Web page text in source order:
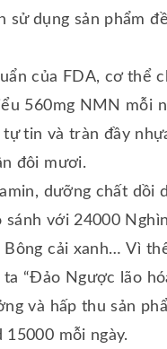
sử dụng sản phẩm
của FDA, cơ thể
560mg NMN mỗi
tin và tràn đầy
đôi mươi.
dưỡng chất dồi
sánh với 24000
Bông cải xanh… Vì
“Đảo Ngược lão
và hấp thu sản
mỗi ngày.